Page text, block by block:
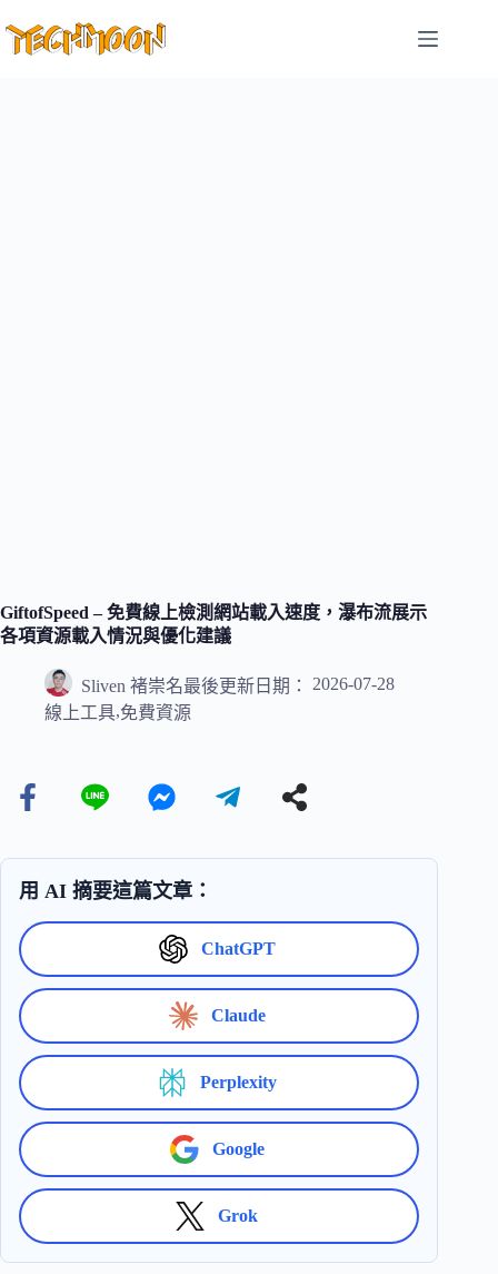
至
GiftofSpeed – 免費線上檢測網站載入速度，瀑布流展示
各項資源載入情況與優化建議
Sliven 褚崇名最後更新日期：
2026-07-28
線上工具,免費資源
用 AI 摘要這篇文章：
ChatGPT
Claude
Perplexity
Google
Grok